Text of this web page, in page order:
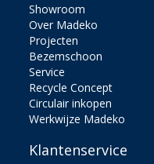
Showroom
Over Madeko
Projecten
Bezemschoon
Service
Recycle Concept
Circulair inkopen
Werkwijze Madeko
Klantenservice